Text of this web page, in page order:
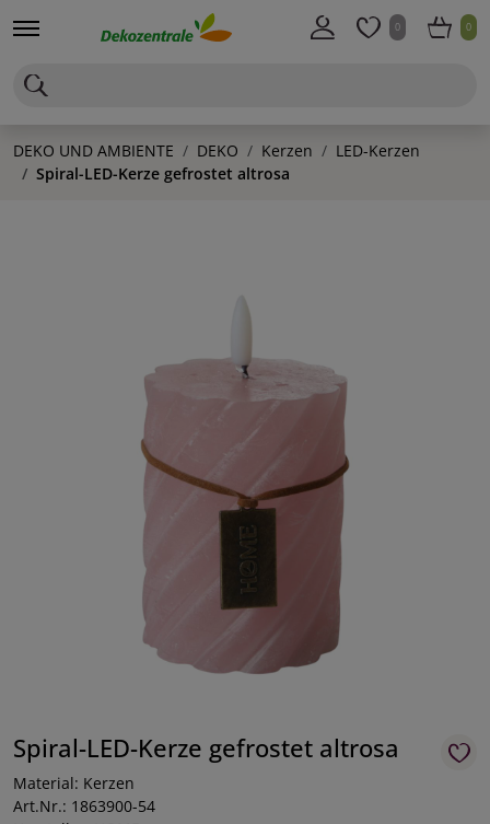
0 0
DEKO UND AMBIENTE DEKO Kerzen
LED-Kerzen
Spiral-LED-Kerze gefrostet altrosa
Spiral-LED-Kerze gefrostet altrosa
Material: Kerzen
Art.Nr.: 1863900-54